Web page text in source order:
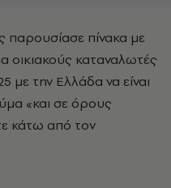
πίνακα με
οικιακούς καταναλωτές
με την Ελλάδα να είναι
«και σε όρους
κάτω από τον